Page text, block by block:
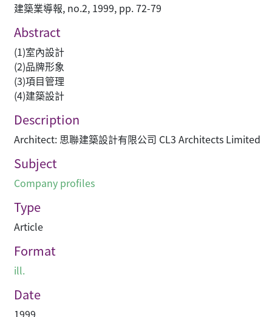
建築業導報, no.2, 1999, pp. 72-79
Abstract
(1)室內設計
(2)品牌形象
(3)項目管理
(4)建築設計
Description
Architect: 思聯建築設計有限公司 CL3 Architects Limited
Subject
Company profiles
Type
Article
Format
ill.
Date